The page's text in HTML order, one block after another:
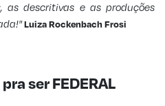
as descritivas e as produções
Luiza Rockenbach Frosi
ser FEDERAL